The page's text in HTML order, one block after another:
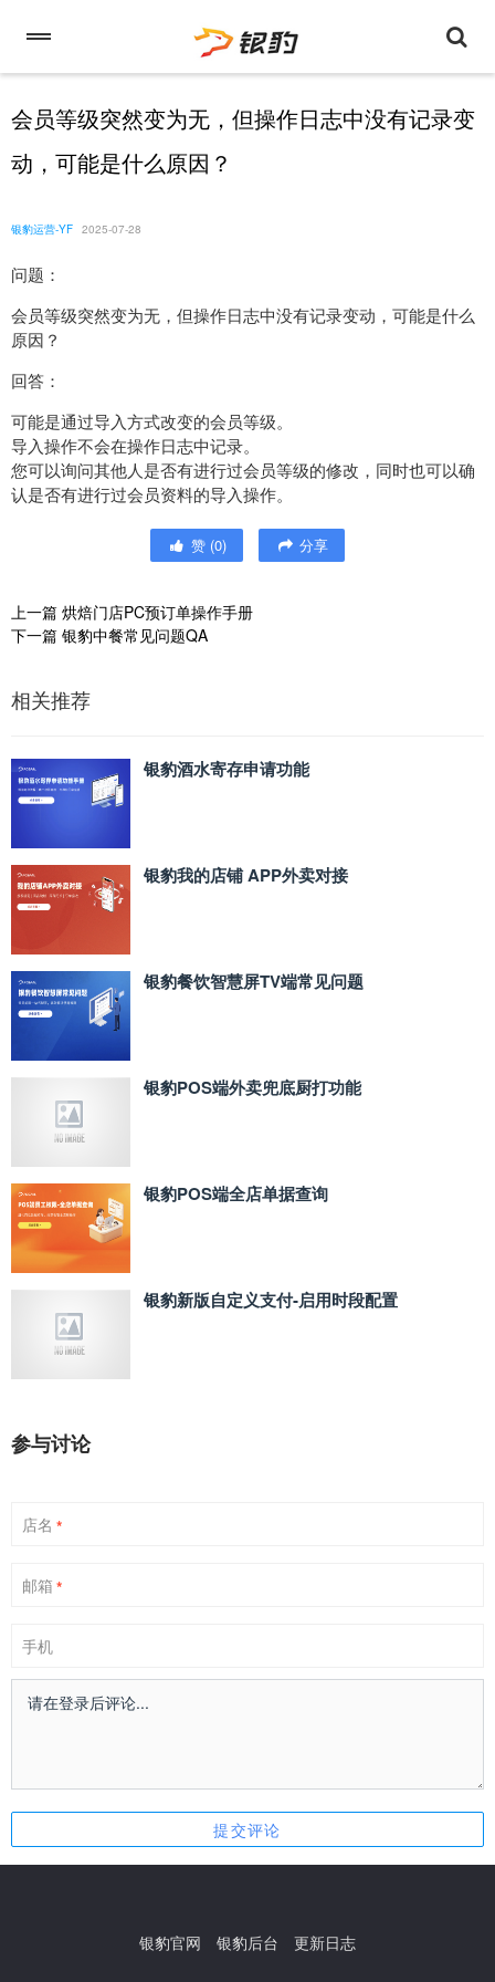
会员等级突然变为无，但操作日志中没有记录变
动，可能是什么原因？
银豹运营-YF 2025-07-28
问题：
会员等级突然变为无，但操作日志中没有记录变动，可能是什么
原因？
回答：
可能是通过导入方式改变的会员等级。
导入操作不会在操作日志中记录。
您可以询问其他人是否有进行过会员等级的修改，同时也可以确
认是否有进行过会员资料的导入操作。
赞 (0) 分享
上一篇 烘焙门店PC预订单操作手册
下一篇 银豹中餐常见问题QA
相关推荐
银豹酒水寄存申请功能
银豹我的店铺 APP外卖对接
银豹餐饮智慧屏TV端常见问题
银豹POS端外卖兜底厨打功能
银豹POS端全店单据查询
银豹新版自定义支付‑启用时段配置
参与讨论
店名 *
邮箱 *
手机
银豹官网 银豹后台 更新日志